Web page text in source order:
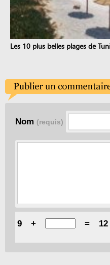
Les 10 plus belles plages de
Nom (requis)
9 + = 12